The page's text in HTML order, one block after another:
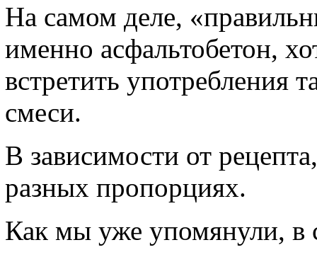
На самом деле,
именно асфальтобетон,
встретить употребления
смеси.
В зависимости от
разных пропорциях.
Как мы уже упомянули, в